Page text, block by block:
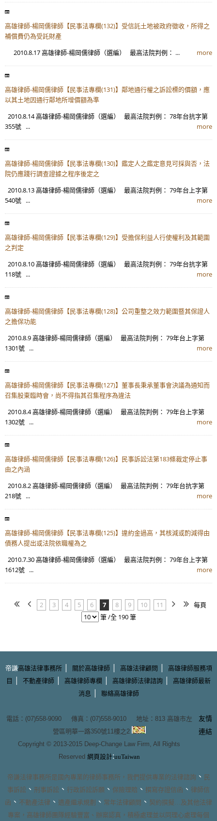
高雄律師-楊岡儒律師【民事法專欄(132)】受信託土地被政府徵收，所得之
補償費仍為受託財產
2010.8.17 高雄律師-楊岡儒律師（選編） 最高法院判例： ...
more
高雄律師-楊岡儒律師【民事法專欄(131)】鄰地通行權之訴訟標的價額，應
以其土地因通行鄰地所增價額為準
2010.8.14 高雄律師-楊岡儒律師（選編） 最高法院判例： 78年台抗字第
355號 ...
more
高雄律師-楊岡儒律師【民事法專欄(130)】鑑定人之鑑定意見可採與否，法
院仍應踐行調查證據之程序後定之
2010.8.13 高雄律師-楊岡儒律師（選編） 最高法院判例： 79年台上字第
540號 ...
more
高雄律師-楊岡儒律師【民事法專欄(129)】受擔保利益人行使權利及其範圍
之判定
2010.8.10 高雄律師-楊岡儒律師（選編） 最高法院判例： 79年台抗字第
118號 ...
more
高雄律師-楊岡儒律師【民事法專欄(128)】公司重整之效力範圍暨其保證人
之擔保功能
2010.8.9 高雄律師-楊岡儒律師（選編） 最高法院判例： 79年台上字第
1301號 ...
more
高雄律師-楊岡儒律師【民事法專欄(127)】董事長秉承董事會決議為通知而
召集股東臨時會，尚不得指其召集程序為違法
2010.8.4 高雄律師-楊岡儒律師（選編） 最高法院判例： 79年台上字第
1302號 ...
more
高雄律師-楊岡儒律師【民事法專欄(126)】民事訴訟法第183條裁定停止事
由之內涵
2010.8.2 高雄律師-楊岡儒律師（選編） 最高法院判例： 79年台抗字第
218號 ...
more
高雄律師-楊岡儒律師【民事法專欄(125)】違約金過高，其核減或酌減得由
債務人提出或法院依職權為之
2010.7.30 高雄律師-楊岡儒律師（選編） 最高法院判例： 79年台上字第
1612號 ...
more
2 3 4 5 6 7 8 9 10 11
每頁
筆 /全 190 筆
帝謙高雄法律事務所| 關於高雄律師| 高雄法律顧問 |
高雄律師服務項
目
| 不動產律師 | 高雄律師專欄 | 高雄律師法律諮詢 |
高雄律師最新
消息 | 聯絡高雄律師
電話：(07)558-9090 傳真：(07)558-9010 地址： 813 高雄市左
營區明華一路350號11樓之2
Copyright © 2013-2015 Deep-Change Law Firm, All Rights
Reserved 網頁設計:uuTaiwan
友情
連結
帝謙法律事務所是國內專業的律師事務所 ，我們提供專業的法律諮詢 、 民
事訴訟 、 刑事訴訟 、 行政訴訟訴願 、 保險理賠 、 撰寫存證信函 、 律師信
函 、 不動產法律 、 遺產繼承規劃 、 常年法律顧問 、 契約撰擬 …及其他法律
專案， 高雄律師團隊經驗豐富、辦案認真，積極處理並以同理心處理每個